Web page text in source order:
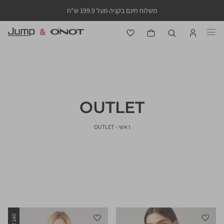
משלוח חינם בקניה מעל 199.9 ש"ח
OUTLET
ראשי ראשי
OUTLET
OUTLET